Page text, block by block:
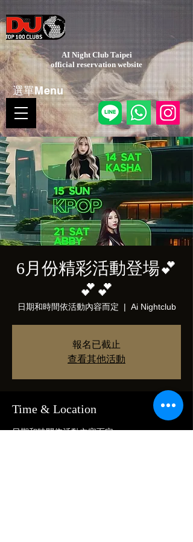
AI Night Club Taipei
​official reservation website
選單Menu
6月份精彩活動登場💕
💕💕
日期和時間依活動內容而定
  |
Ai Nightclub
報名已截止
查看其他活動
Time & Location
日期和時間依活動內容而定